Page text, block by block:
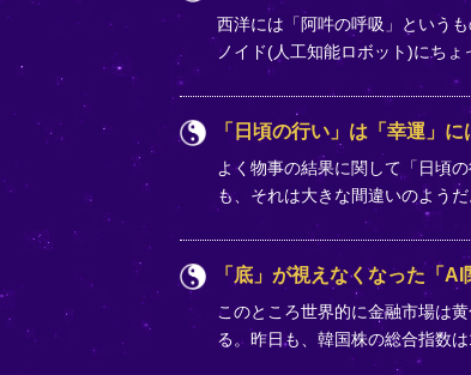
西洋には「阿吽の呼吸」という
ノイド(人工知能ロボット)にち
「日頃の行い」は「幸運」
よく物事の結果に関して「日頃
も、それは大きな間違いのよう
「底」が視えなくなった「
このところ世界的に金融市場は
る。昨日も、韓国株の総合指数